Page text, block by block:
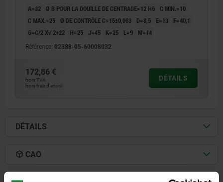
A=32 Ø B POUR LA DOUILLE DE CENTRAGE=12 H6
C MIN.=10
C MAX.=25
Ø DE CONTRÔLE C=15±0,003 D=8,5 E=13
F=40,1
G=C/2 X√ 2+22
H=25 J=45 K=25 L=9 M=14
Référence: 02388-05-60008032
172,86 €
hors TVA
hors frais d’envoi
DÉTAILS
DÉTAILS
CAO